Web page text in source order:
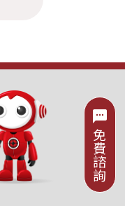
sms
免費諮詢